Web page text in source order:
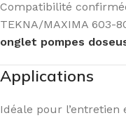
Compatibilité
TEKNA/MAXIMA 603-
onglet pompes
Applications
Idéale pour